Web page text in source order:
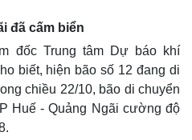
Multimedia
Video
Ảnh
E-Magazine
Infographic
đã cấm biển
đốc Trung tâm Dự báo khí
biết, hiện bão số 12 đang di
chiều 22/10, bão di chuyển
Huế - Quảng Ngãi cường độ